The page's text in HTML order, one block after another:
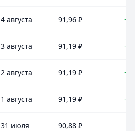
4 августа 91,96 ₽
3 августа 91,19 ₽
2 августа 91,19 ₽
1 августа 91,19 ₽
31 июля 90,88 ₽